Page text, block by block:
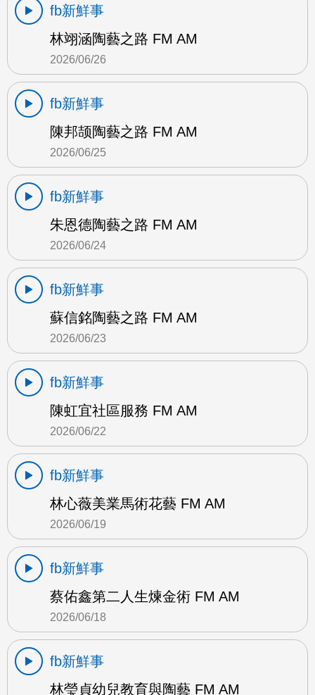
fb新鮮事
林翊涵陶藝之路 FM AM
2026/06/26
fb新鮮事
陳邦颉陶藝之路 FM AM
2026/06/25
fb新鮮事
朱恩德陶藝之路 FM AM
2026/06/24
fb新鮮事
蘇信銘陶藝之路 FM AM
2026/06/23
fb新鮮事
陳虹宜社區服務 FM AM
2026/06/22
fb新鮮事
林心薇美業馬術花藝 FM AM
2026/06/19
fb新鮮事
蔡佑鑫第二人生煉金術 FM AM
2026/06/18
fb新鮮事
林瑩貞幼兒教育與陶藝 FM AM